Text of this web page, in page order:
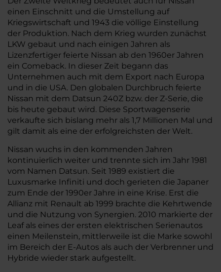
einen Einschnitt und die Umstellung auf
Kriegswirtschaft und 1943 die völlige Einstellung
der Produktion. Nach dem Krieg wurden zunächst
LKW gebaut und nach einigen Jahren als
Lizenzfertiger feierte Nissan ab den 1960er Jahren
ein Comeback. In dieser Zeit begann das
Unternehmen auch mit dem Export nach Europa
und in die USA. Den globalen Durchbruch feierte
Nissan mit dem Datsun 240Z bzw. der Z-Serie, die
bis heute gebaut wird. Diese Sportwagenserie
verkaufte sich bislang mehr als 1,7 Millionen Mal und
gilt damit als eine der erfolgreichsten der Welt.
Nissan wuchs in den kommenden Jahren
kontinuierlich weiter und trennte sich im Jahr 1981
vom Namen Datsun. Seit 1989 existiert die
Luxusmarke Infiniti und doch gerieten die Japaner
zum Ende der 1990er Jahre in eine Krise. Erst die
Allianz mit Renault ab 1999 brachte die Kehrtwende
und die Nutzung von Synergien. 2010 markierte der
Leaf als eines der ersten elektrischen Serienautos
einen Meilenstein, mittlerweile ist die Marke sowohl
im Bereich der E-Autos als auch der Verbrenner und
Hybride wieder stark aufgestellt.